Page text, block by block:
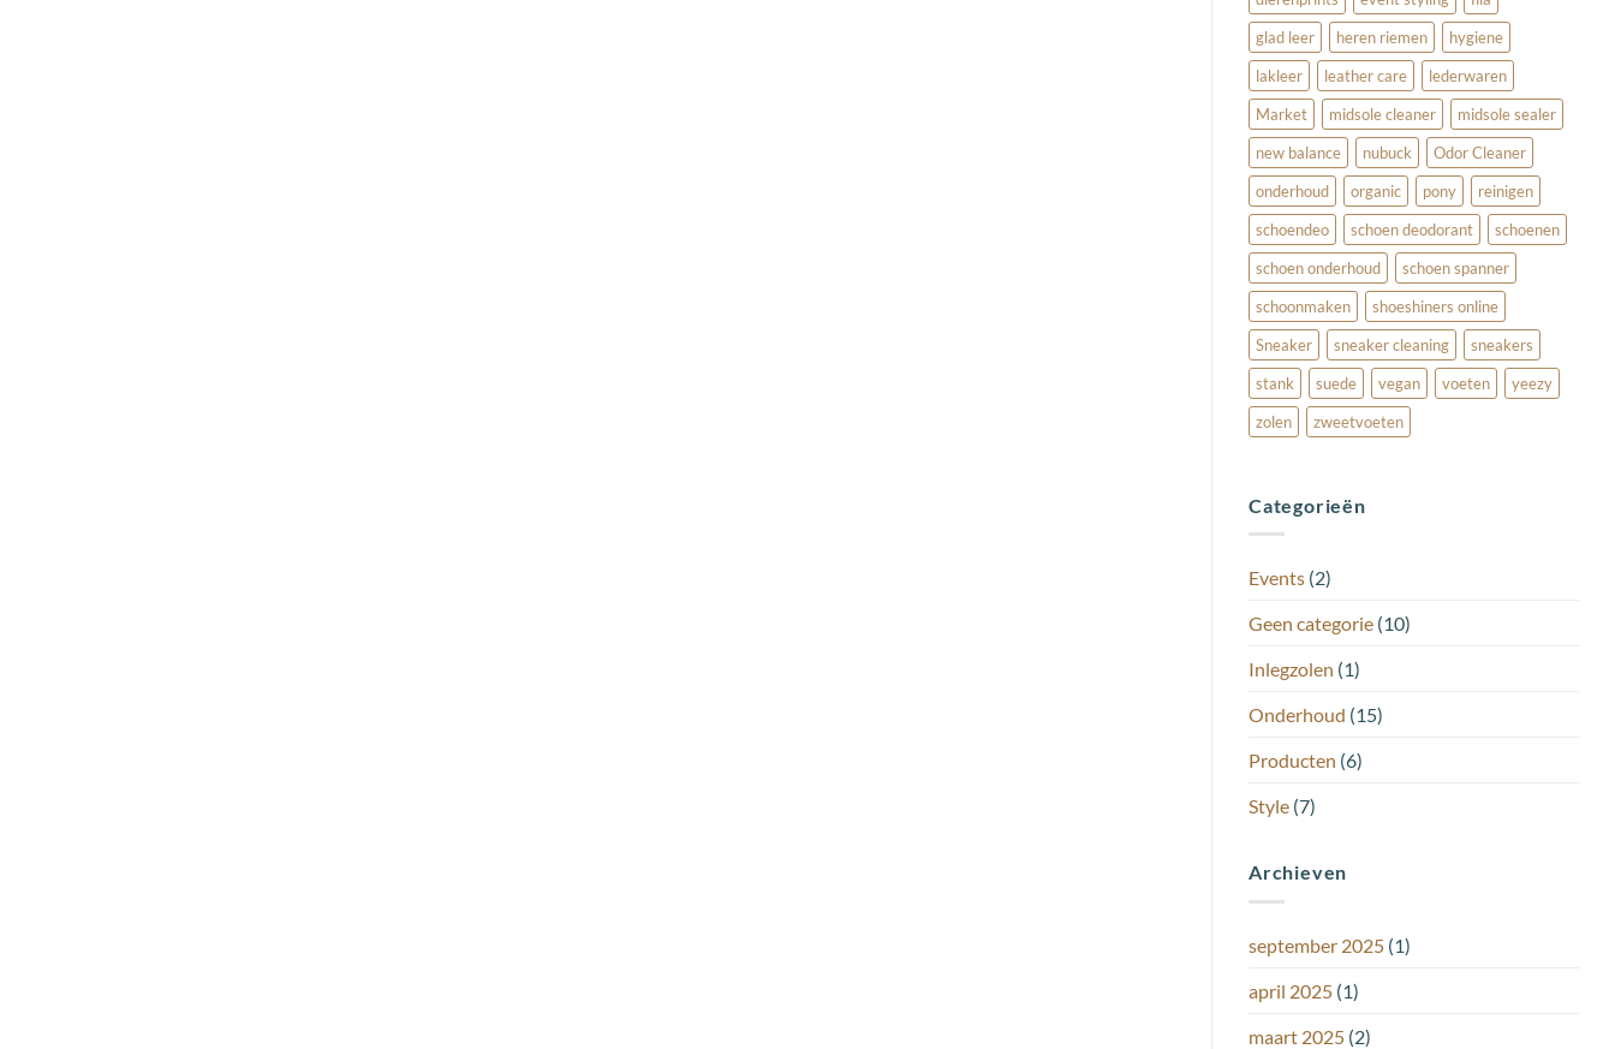
glad leer
heren riemen
hygiene
lakleer
leather care
lederwaren
Market
midsole cleaner
midsole sealer
new balance
nubuck
Odor Cleaner
onderhoud
organic pony
reinigen
schoendeo
schoen deodorant
schoenen
schoen onderhoud
schoen spanner
schoonmaken
shoeshiners online
Sneaker
sneaker cleaning
sneakers
stank
suede vegan voeten
yeezy
zolen
zweetvoeten
Categorieën
Events (2)
Geen categorie (10)
Inlegzolen (1)
Onderhoud (15)
Producten (6)
Style (7)
Archieven
september 2025 (1)
april 2025 (1)
maart 2025 (2)